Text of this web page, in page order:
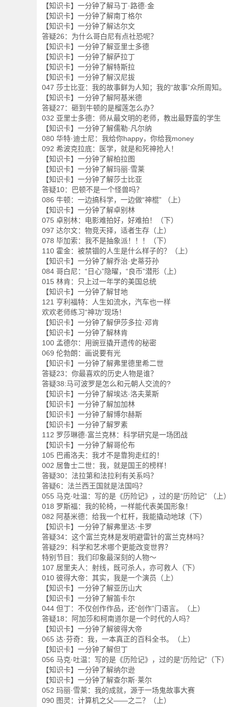
【知识卡】一分钟了解马丁·路德·金
【知识卡】一分钟了解南丁格尔
【知识卡】一分钟了解达尔文
答疑26：为什么哥白尼有点社恐呢？
【知识卡】一分钟了解亚里士多德
【知识卡】一分钟了解萨拉丁
【知识卡】一分钟了解特斯拉
【知识卡】一分钟了解汉尼拔
047 莎士比亚：我的故事鲜为人知；我的“故事”众所周知。
【知识卡】一分钟了解阿基米德
答疑27：砸到牛顿的是榴莲怎么办？
032 亚里士多德：师从最文明的老师，教出最野蛮的学生
【知识卡】一分钟了解儒勒·凡尔纳
080 华特·迪士尼：我给你happy，你给我money
092 希波克拉底：医学，就是和死神抢人！
【知识卡】一分钟了解柏拉图
【知识卡】一分钟了解玛丽·雪莱
【知识卡】一分钟了解莎士比亚
答疑10：巴顿不是一个怪兽吗？
086 牛顿：一边搞科学，一边做“神棍” （上）
【知识卡】一分钟了解卓别林
075 卓别林：电影难拍好，好难拍！（下）
097 达尔文：物竞天择，适者生存（上）
078 毕加索：我不是抽象派！！！（下）
110 霍金：被禁锢的人生是什么样子的？（上）
【知识卡】一分钟了解乔治·史蒂芬孙
084 哥白尼：“日心”隐曜，“良币”潜形（上）
015 林肯：只上过一年学的美国总统
【知识卡】一分钟了解甘地
121 亨利福特：人生如流水，汽车也一样
欢欢老师练习“神功”现场！
【知识卡】一分钟了解伊莎多拉·邓肯
【知识卡】一分钟了解林肯
100 孟德尔：用豌豆撬开遗传的秘密
069 伦勃朗：画说要有光
【知识卡】一分钟了解弗里德里希二世
答疑23：你最喜欢的历史人物是谁？
答疑38:马可波罗是怎么和元朝人交流的?
【知识卡】一分钟了解埃达·洛夫莱斯
【知识卡】一分钟了解加加林
【知识卡】一分钟了解博尔赫斯
【知识卡】一分钟了解罗素
112 罗莎琳德·富兰克林：科学研究是一场团战
【知识卡】一分钟了解哥伦布
105 巴甫洛夫：我才不是靠狗走红的！
002 居鲁士二世：我，就是国王的榜样！
答疑30：法拉第和法拉利有关系吗？
答疑6：法兰西王国就是法国吗？
055 马克·吐温：写的是《历险记》，过的是“历险记” （上
018 罗斯福：我的轮椅，一样能代表美国形象！
082 阿基米德：给我一个杠杆，我能撬动地球（下）
【知识卡】一分钟了解弗里达·卡罗
答疑34：这个富兰克林是发明避雷针的富兰克林吗？
答疑29：科学和艺术哪个更能改变世界？
特别节目：我们印象最深刻的人物～
107 居里夫人：射线，既可杀人，亦可救人（下）
010 彼得大帝：其实，我是一个演员（上）
【知识卡】一分钟了解亚历山大
【知识卡】一分钟了解笛卡尔
044 但丁：不仅创作作品，还“创作”门语言。（上）
答疑18：阿加莎和柯南道尔是一个时代的人吗？
【知识卡】一分钟了解彼得大帝
065 达·芬奇：我，一本真正的百科全书。（上）
【知识卡】一分钟了解但丁
056 马克·吐温：写的是《历险记》，过的是“历险记”（下）
【知识卡】一分钟了解纳尔逊
【知识卡】一分钟了解查尔斯·莱尔
052 玛丽·雪莱：我的成就，源于一场鬼故事大赛
090 图灵：计算机之父——之二？（上）